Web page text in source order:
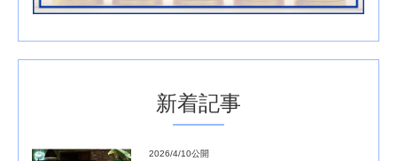
新着記事
2026/4/10公開